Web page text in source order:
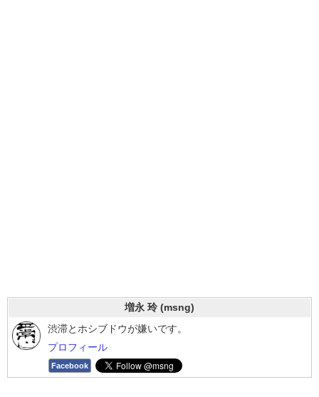
増永 玲 (msng)
渋滞とホシブドウが嫌いです。
プロフィール
Facebook